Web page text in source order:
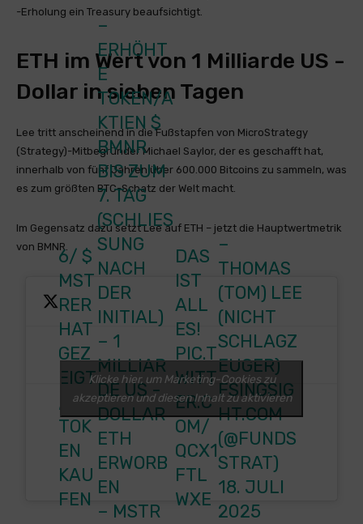
-Erholung ein Treasury beaufsichtigt.
ETH im Wert von 1 Milliarde US -
Dollar in sieben Tagen
Lee tritt anscheinend in die Fußstapfen von MicroStrategy
(Strategy)-Mitbegründer Michael Saylor, der es geschafft hat,
innerhalb von fünf Jahren über 600.000 Bitcoins zu sammeln, was
es zum größten BTC-Schatz der Welt macht.
Im Gegensatz dazu setzt Lee auf ETH – jetzt die Hauptwertmetrik
von BMNR.6/$
MST
RER
HAT
GEZ
EIGT
,
TOK
EN
KAU
FEN
–
ERHÖHT
E
TOKEN/A
KTIEN$
BMNR
BIS ZUM
7. TAG
(SCHLIESS
UNG N
ACH D
ER I
NITIAL)
– 1
MILLIAR
DE US -
DOLLAR
ETH
ERWORB
EN
– MSTR
DAS
IST
ALL
ES!
PIC.T
WITT
ER.C
OM/
QCX1
FTL
WXE
–
THOMAS
(TOM) LEE
(NICHT
SCHLAGZ
EUGER)
FSINGSIG
HT.COM
(@FUNDS
STRAT)
18. JULI
2025
Klicke hier, um Marketing-Cookies zu
akzeptieren und diesen Inhalt zu aktivieren